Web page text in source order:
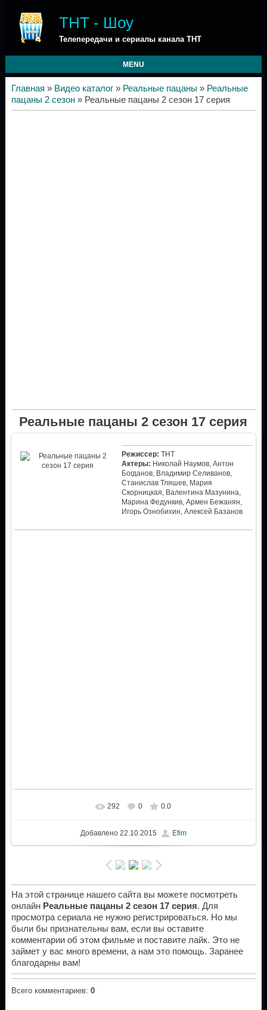
ТНТ - Шоу
Телепередачи и сериалы канала ТНТ
MENU
Главная » Видео каталог» Реальные пацаны » Реальные
пацаны 2 сезон» Реальные пацаны 2 сезон 17 серия
Реальные пацаны 2 сезон 17 серия
Режиссер: ТНТ
Актеры: Николай Наумов, Антон
Богданов, Владимир Селиванов,
Станислав Тляшев, Мария
Скорницкая, Валентина Мазунина,
Марина Федункив, Армен Бежанян,
Игорь Ознобихин, Алексей Базанов
292 0 0.0
Добавлено22.10.2015 Efim
На этой странице нашего сайта вы можете посмотреть
онлайн Реальные пацаны 2 сезон 17 серия. Для
просмотра сериала не нужно регистрироваться. Но мы
были бы признательны вам, если вы оставите
комментарии об этом фильме и поставите лайк. Это не
займет у вас много времени, а нам это помощь. Заранее
благодарны вам!
Всего комментариев: 0